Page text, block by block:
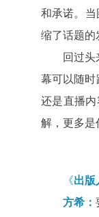
和承诺。当
缩了话题的
回过
幕可以随
还是直播
解，更多是
《出版
方希：